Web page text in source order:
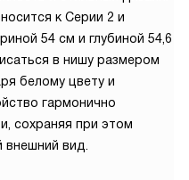
к Серии 2 и
54 см и глубиной 54,6
в нишу размером
белому цвету и
гармонично
сохраняя при этом
внешний вид.